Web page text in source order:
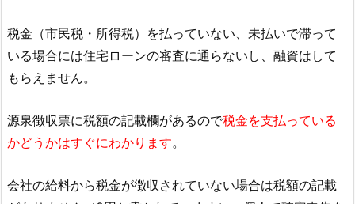
税金（市民税・所得税）を払っていない、未払いで滞って
いる場合には住宅ローンの審査に通らないし、融資はして
もらえません。
源泉徴収票に税額の記載欄があるので税金を支払っている
かどうかはすぐにわかります。
会社の給料から税金が徴収されていない場合は税額の記載